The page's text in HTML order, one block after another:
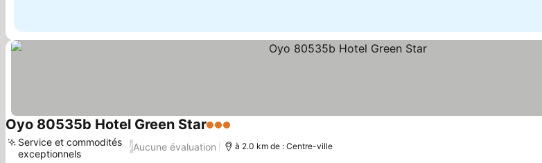
Oyo 80535b Hotel Green Star3 Étoiles
/Aucune évaluation
Service et commodités
exceptionnels
à 2.0 km de : Centre-ville